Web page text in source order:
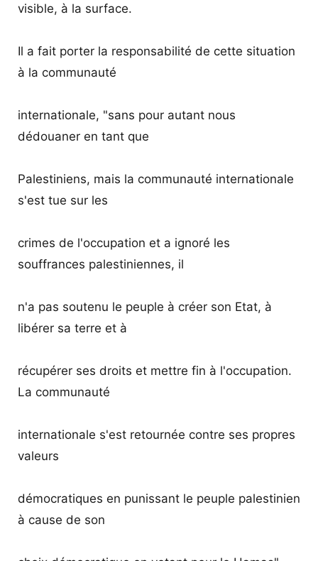
visible, à la surface.
Il a fait porter la responsabilité de cette situation
à la communauté
internationale, "sans pour autant nous
dédouaner en tant que
Palestiniens, mais la communauté internationale
s'est tue sur les
crimes de l'occupation et a ignoré les
souffrances palestiniennes, il
n'a pas soutenu le peuple à créer son Etat, à
libérer sa terre et à
récupérer ses droits et mettre fin à l'occupation.
La communauté
internationale s'est retournée contre ses propres
valeurs
démocratiques en punissant le peuple palestinien
à cause de son